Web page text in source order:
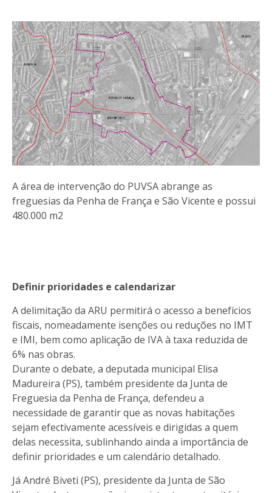
A área de intervenção do PUVSA abrange as
freguesias da Penha de França e São Vicente e possui
480.000 m2
Definir prioridades e calendarizar
A delimitação da ARU permitirá o acesso a benefícios
fiscais, nomeadamente isenções ou reduções no IMT
e IMI, bem como aplicação de IVA à taxa reduzida de
6% nas obras.
Durante o debate, a deputada municipal Elisa
Madureira (PS), também presidente da Junta de
Freguesia da Penha de França, defendeu a
necessidade de garantir que as novas habitações
sejam efectivamente acessíveis e dirigidas a quem
delas necessita, sublinhando ainda a importância de
definir prioridades e um calendário detalhado.
Já André Biveti (PS), presidente da Junta de São